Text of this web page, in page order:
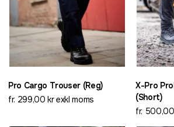
Pro Cargo Trouser (Reg)
fr. 299,00 kr exkl moms
X-Pro
(Short)
fr. 500,00